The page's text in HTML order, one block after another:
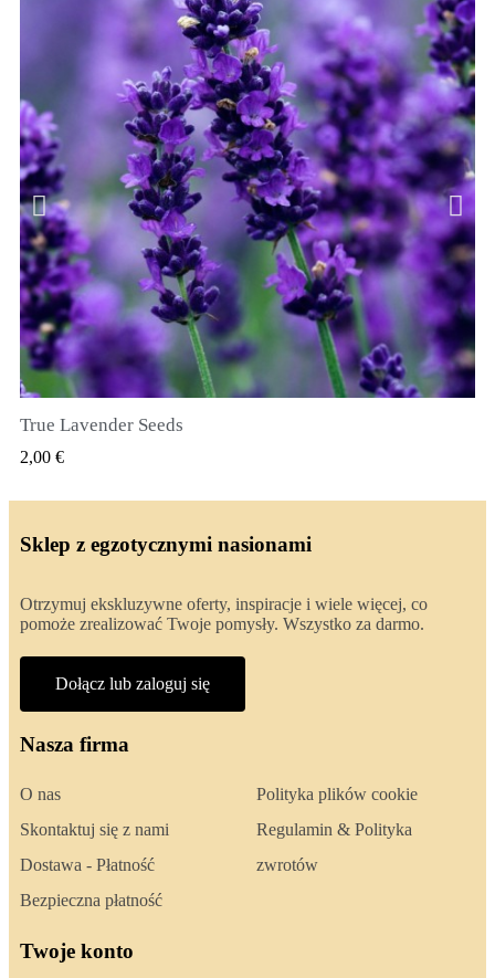
SZYBKI PODGLĄD
True Lavender Seeds
2,00 €
Sklep z egzotycznymi nasionami
Otrzymuj ekskluzywne oferty, inspiracje i wiele więcej, co
pomoże zrealizować Twoje pomysły. Wszystko za darmo.
Dołącz lub zaloguj się
Nasza firma
O nas
Skontaktuj się z nami
Dostawa - Płatność
Bezpieczna płatność
Polityka plików cookie
Regulamin & Polityka
zwrotów
Twoje konto